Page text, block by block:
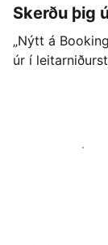
Skerðu þig
„Nýtt á
úr í
Byrjaðu strax